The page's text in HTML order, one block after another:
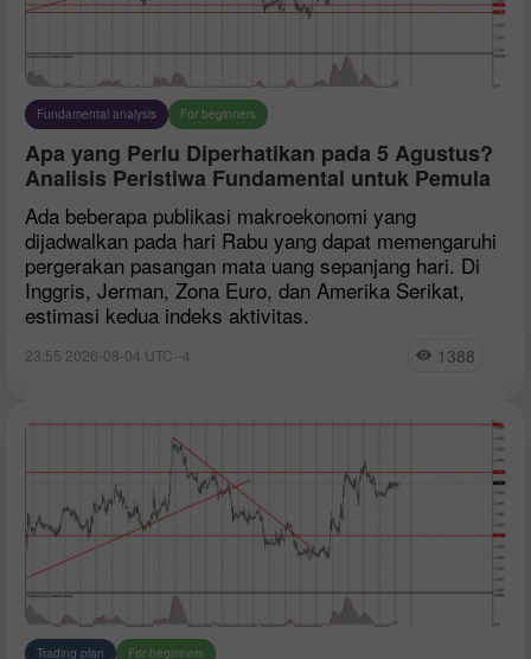
Fundamental analysis For beginners
Apa yang Perlu Diperhatikan pada 5 Agustus?
Analisis Peristiwa Fundamental untuk Pemula
Ada beberapa publikasi makroekonomi yang
dijadwalkan pada hari Rabu yang dapat memengaruhi
pergerakan pasangan mata uang sepanjang hari. Di
Inggris, Jerman, Zona Euro, dan Amerika Serikat,
estimasi kedua indeks aktivitas.
23:55 2026-08-04 UTC--4 1388
Trading plan For beginners